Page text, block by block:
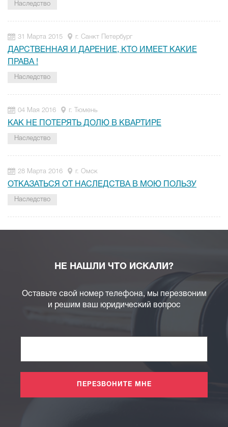
Наследство
31 Марта 2015 г. Санкт Петербург
ДАРСТВЕННАЯ И ДАРЕНИЕ, КТО ИМЕЕТ КАКИЕ
ПРАВА !
Наследство
04 Мая 2016 г. Тюмень
КАК НЕ ПОТЕРЯТЬ ДОЛЮ В КВАРТИРЕ
Наследство
28 Марта 2016 г. Омск
ОТКАЗАТЬСЯ ОТ НАСЛЕДСТВА В МОЮ ПОЛЬЗУ
Наследство
НЕ НАШЛИ ЧТО ИСКАЛИ?
Оставьте свой номер телефона, мы перезвоним
и решим ваш юридический вопрос
ПЕРЕЗВОНИТЕ МНЕ